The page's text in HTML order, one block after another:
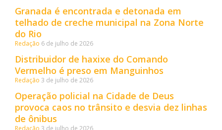
Granada é encontrada e detonada em
telhado de creche municipal na Zona Norte
do Rio
Redação 6 de julho de 2026
Distribuidor de haxixe do Comando
Vermelho é preso em Manguinhos
Redação 3 de julho de 2026
Operação policial na Cidade de Deus
provoca caos no trânsito e desvia dez linhas
de ônibus
Redação 3 de julho de 2026